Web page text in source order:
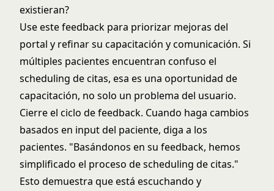
existieran?
Use este feedback para priorizar mejoras del
portal y refinar su capacitación y comunicación. Si
múltiples pacientes encuentran confuso el
scheduling de citas, esa es una oportunidad de
capacitación, no solo un problema del usuario.
Cierre el ciclo de feedback. Cuando haga cambios
basados en input del paciente, diga a los
pacientes. "Basándonos en su feedback, hemos
simplificado el proceso de scheduling de citas."
Esto demuestra que está escuchando y